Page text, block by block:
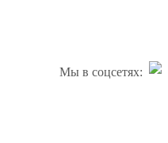
Мы в соцсетях: